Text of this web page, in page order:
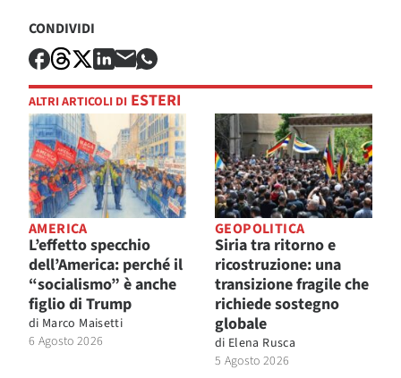
CONDIVIDI
ALTRI ARTICOLI DI ESTERI
AMERICA
L’effetto specchio
dell’America: perché il
“socialismo” è anche
figlio di Trump
di Marco Maisetti
6 Agosto 2026
GEOPOLITICA
Siria tra ritorno e
ricostruzione: una
transizione fragile che
richiede sostegno
globale
di Elena Rusca
5 Agosto 2026